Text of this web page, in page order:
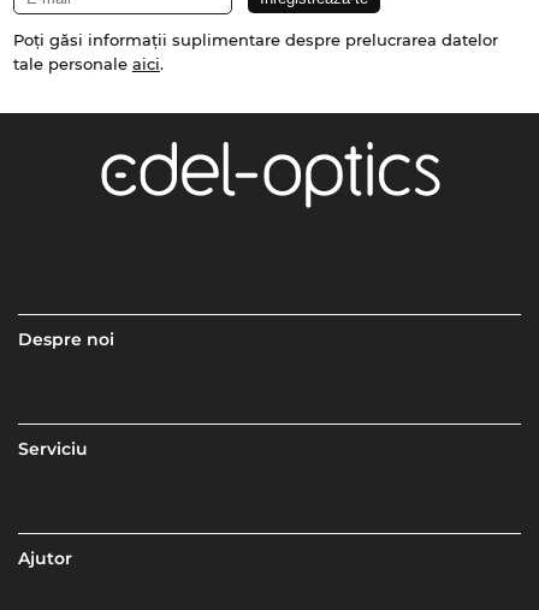
Poți găsi informații suplimentare despre prelucrarea datelor
tale personale aici.
Despre noi
Serviciu
Ajutor